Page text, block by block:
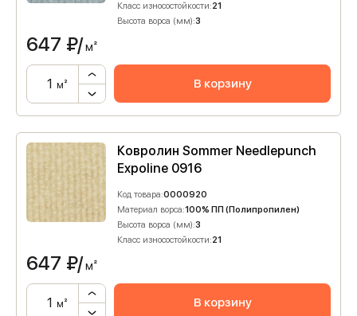
Класс износостойкости:21
Высота ворса (мм):3
647 ₽/м²
м² В корзину
Ковролин Sommer Needlepunch
Expoline 0916
Код товара:0000920
Материал ворса:100% ПП (Полипропилен)
Высота ворса (мм):3
Класс износостойкости:21
647 ₽/м²
м² В корзину